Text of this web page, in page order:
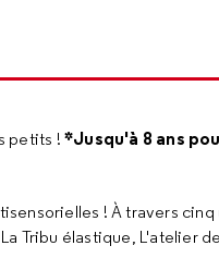
petits ! *Jusqu'à 8 ans
! À travers cinq
Tribu élastique, L'atelier